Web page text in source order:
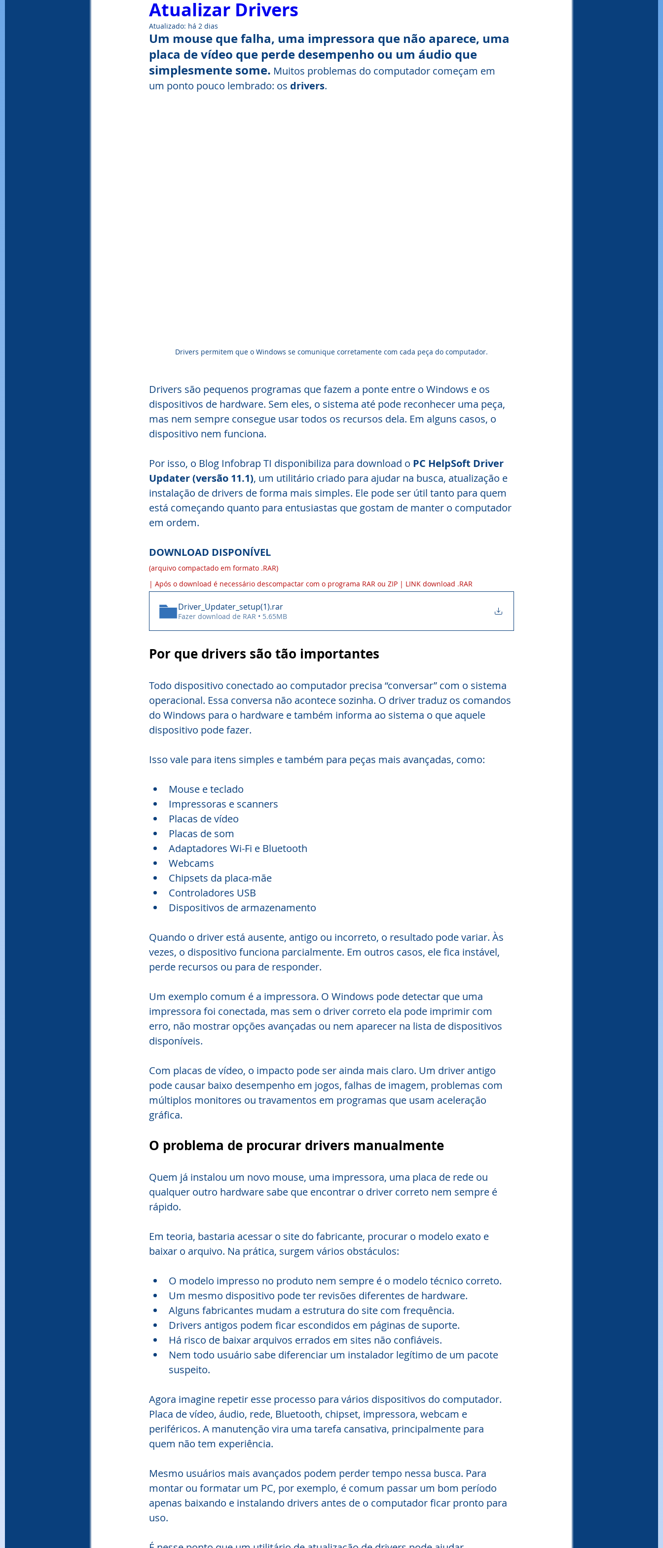
WinRAR, download WinRAR, baixar Win
Atualizar Drivers
Atualizado: há 2 dias
Um mouse que falha, uma impressora que não aparece, uma
placa de vídeo que perde desempenho ou um áudio que
simplesmente some. Muitos problemas do computador começam em
um ponto pouco lembrado: os drivers.
Drivers permitem que o Windows se comunique corretamente com cada peça do computador.
Drivers são pequenos programas que fazem a ponte entre o Windows e os
dispositivos de hardware. Sem eles, o sistema até pode reconhecer uma peça,
mas nem sempre consegue usar todos os recursos dela. Em alguns casos, o
dispositivo nem funciona.
Por isso, o Blog Infobrap TI disponibiliza para download o PC HelpSoft Driver
Updater (versão 11.1), um utilitário criado para ajudar na busca, atualização e
instalação de drivers de forma mais simples. Ele pode ser útil tanto para quem
está começando quanto para entusiastas que gostam de manter o computador
em ordem.
DOWNLOAD DISPONÍVEL
(arquivo compactado em formato .RAR)
| Após o download é necessário descompactar com o programa RAR ou ZIP | LINK download .RAR
Driver_Updater_setup(1).rar
Fazer download de RAR • 5.65MB
Por que drivers são tão importantes
Todo dispositivo conectado ao computador precisa “conversar” com o sistema
operacional. Essa conversa não acontece sozinha. O driver traduz os comandos
do Windows para o hardware e também informa ao sistema o que aquele
dispositivo pode fazer.
Isso vale para itens simples e também para peças mais avançadas, como:
Mouse e teclado
Impressoras e scanners
Placas de vídeo
Placas de som
Adaptadores Wi-Fi e Bluetooth
Webcams
Chipsets da placa-mãe
Controladores USB
Dispositivos de armazenamento
Quando o driver está ausente, antigo ou incorreto, o resultado pode variar. Às
vezes, o dispositivo funciona parcialmente. Em outros casos, ele fica instável,
perde recursos ou para de responder.
Um exemplo comum é a impressora. O Windows pode detectar que uma
impressora foi conectada, mas sem o driver correto ela pode imprimir com
erro, não mostrar opções avançadas ou nem aparecer na lista de dispositivos
disponíveis.
Com placas de vídeo, o impacto pode ser ainda mais claro. Um driver antigo
pode causar baixo desempenho em jogos, falhas de imagem, problemas com
múltiplos monitores ou travamentos em programas que usam aceleração
gráfica.
O problema de procurar drivers manualmente
Quem já instalou um novo mouse, uma impressora, uma placa de rede ou
qualquer outro hardware sabe que encontrar o driver correto nem sempre é
rápido.
Em teoria, bastaria acessar o site do fabricante, procurar o modelo exato e
baixar o arquivo. Na prática, surgem vários obstáculos:
O modelo impresso no produto nem sempre é o modelo técnico correto.
Um mesmo dispositivo pode ter revisões diferentes de hardware.
Alguns fabricantes mudam a estrutura do site com frequência.
Drivers antigos podem ficar escondidos em páginas de suporte.
Há risco de baixar arquivos errados em sites não confiáveis.
Nem todo usuário sabe diferenciar um instalador legítimo de um pacote
suspeito.
Agora imagine repetir esse processo para vários dispositivos do computador.
Placa de vídeo, áudio, rede, Bluetooth, chipset, impressora, webcam e
periféricos. A manutenção vira uma tarefa cansativa, principalmente para
quem não tem experiência.
Mesmo usuários mais avançados podem perder tempo nessa busca. Para
montar ou formatar um PC, por exemplo, é comum passar um bom período
apenas baixando e instalando drivers antes de o computador ficar pronto para
uso.